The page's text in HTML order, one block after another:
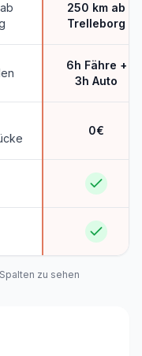
250 km ab
Trelleborg
6h Fähre +
3h Auto
0€
zu sehen